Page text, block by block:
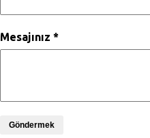
Mesajınız *
Göndermek